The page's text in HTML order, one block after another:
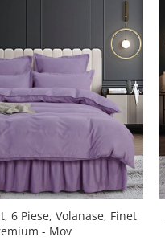
6 Piese, Volanase, Finet
- Mov